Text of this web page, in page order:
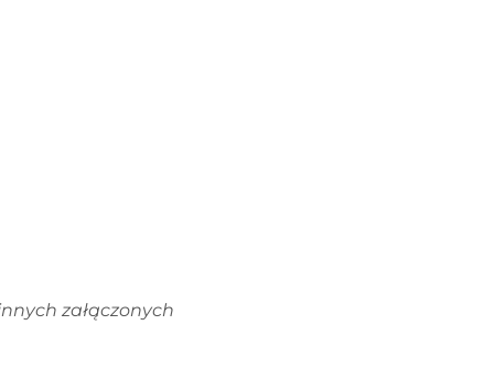
załączonych